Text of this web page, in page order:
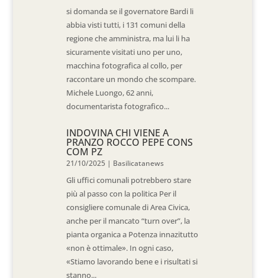
si domanda se il governatore Bardi li
abbia visti tutti, i 131 comuni della
regione che amministra, ma lui li ha
sicuramente visitati uno per uno,
macchina fotografica al collo, per
raccontare un mondo che scompare.
Michele Luongo, 62 anni,
documentarista fotografico...
INDOVINA CHI VIENE A
PRANZO ROCCO PEPE CONS
COM PZ
21/10/2025 | Basilicatanews
Gli uffici comunali potrebbero stare
più al passo con la politica Per il
consigliere comunale di Area Civica,
anche per il mancato “turn over”, la
pianta organica a Potenza innazitutto
«non è ottimale». In ogni caso,
«Stiamo lavorando bene e i risultati si
stanno...